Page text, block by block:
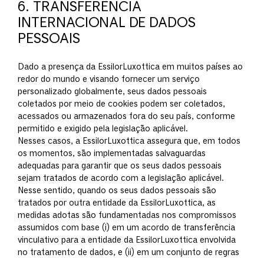
6. TRANSFERÊNCIA
INTERNACIONAL DE DADOS
PESSOAIS
Dado a presença da EssilorLuxottica em muitos países ao
redor do mundo e visando fornecer um serviço
personalizado globalmente, seus dados pessoais
coletados por meio de cookies podem ser coletados,
acessados ou armazenados fora do seu país, conforme
permitido e exigido pela legislação aplicável.
Nesses casos, a EssilorLuxottica assegura que, em todos
os momentos, são implementadas salvaguardas
adequadas para garantir que os seus dados pessoais
sejam tratados de acordo com a legislação aplicável.
Nesse sentido, quando os seus dados pessoais são
tratados por outra entidade da EssilorLuxottica, as
medidas adotas são fundamentadas nos compromissos
assumidos com base (i) em um acordo de transferência
vinculativo para a entidade da EssilorLuxottica envolvida
no tratamento de dados, e (ii) em um conjunto de regras